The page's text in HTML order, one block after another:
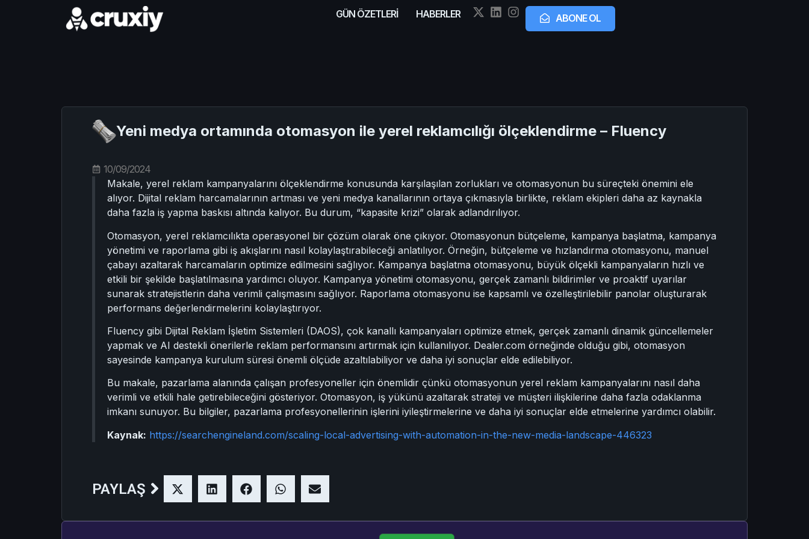
GÜN ÖZETLERİ HABERLER ABONE OL
Yeni medya ortamında otomasyon ile yerel reklamcılığı ölçeklendirme – Fluency
10/09/2024
Makale, yerel reklam kampanyalarını ölçeklendirme konusunda karşılaşılan zorlukları ve otomasyonun bu süreçteki önemini ele
alıyor. Dijital reklam harcamalarının artması ve yeni medya kanallarının ortaya çıkmasıyla birlikte, reklam ekipleri daha az kaynakla
daha fazla iş yapma baskısı altında kalıyor. Bu durum, “kapasite krizi” olarak adlandırılıyor.
Otomasyon, yerel reklamcılıkta operasyonel bir çözüm olarak öne çıkıyor. Otomasyonun bütçeleme, kampanya başlatma, kampanya
yönetimi ve raporlama gibi iş akışlarını nasıl kolaylaştırabileceği anlatılıyor. Örneğin, bütçeleme ve hızlandırma otomasyonu, manuel
çabayı azaltarak harcamaların optimize edilmesini sağlıyor. Kampanya başlatma otomasyonu, büyük ölçekli kampanyaların hızlı ve
etkili bir şekilde başlatılmasına yardımcı oluyor. Kampanya yönetimi otomasyonu, gerçek zamanlı bildirimler ve proaktif uyarılar
sunarak stratejistlerin daha verimli çalışmasını sağlıyor. Raporlama otomasyonu ise kapsamlı ve özelleştirilebilir panolar oluşturarak
performans değerlendirmelerini kolaylaştırıyor.
Fluency gibi Dijital Reklam İşletim Sistemleri (DAOS), çok kanallı kampanyaları optimize etmek, gerçek zamanlı dinamik güncellemeler
yapmak ve AI destekli önerilerle reklam performansını artırmak için kullanılıyor. Dealer.com örneğinde olduğu gibi, otomasyon
sayesinde kampanya kurulum süresi önemli ölçüde azaltılabiliyor ve daha iyi sonuçlar elde edilebiliyor.
Bu makale, pazarlama alanında çalışan profesyoneller için önemlidir çünkü otomasyonun yerel reklam kampanyalarını nasıl daha
verimli ve etkili hale getirebileceğini gösteriyor. Otomasyon, iş yükünü azaltarak strateji ve müşteri ilişkilerine daha fazla odaklanma
imkanı sunuyor. Bu bilgiler, pazarlama profesyonellerinin işlerini iyileştirmelerine ve daha iyi sonuçlar elde etmelerine yardımcı olabilir.
Kaynak: https://searchengineland.com/scaling-local-advertising-with-automation-in-the-new-media-landscape-446323
PAYLAŞ